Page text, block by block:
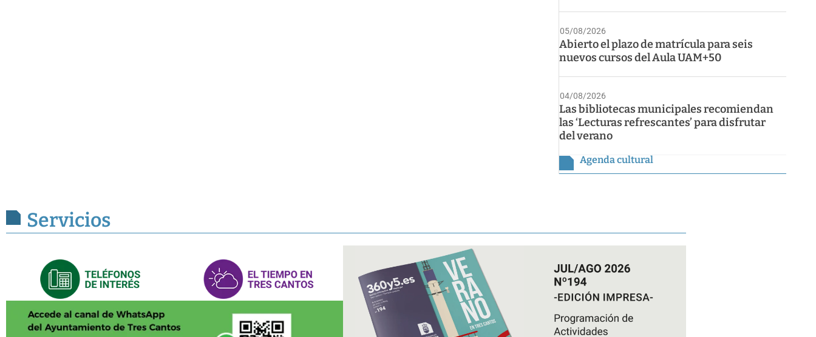
05/08/2026
Abierto el plazo de matrícula para seis
nuevos cursos del Aula UAM+50
04/08/2026
Las bibliotecas municipales recomiendan
las ‘Lecturas refrescantes’ para disfrutar
del verano
Agenda cultural
Servicios